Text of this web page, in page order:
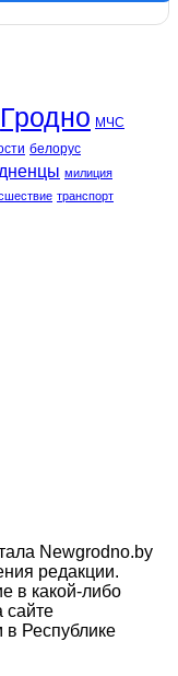
Гродно МЧС
белорус
милиция
транспорт
Newgrodno.by
редакции.
в какой-либо
Республике